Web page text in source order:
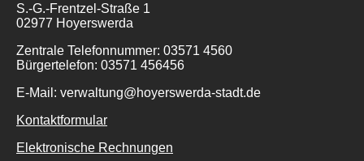
S.-G.-Frentzel-Straße 1
02977 Hoyerswerda
Zentrale Telefonnummer: 03571 4560
Bürgertelefon: 03571 456456
E-Mail: verwaltung@hoyerswerda-stadt.de
Kontaktformular
Elektronische Rechnungen